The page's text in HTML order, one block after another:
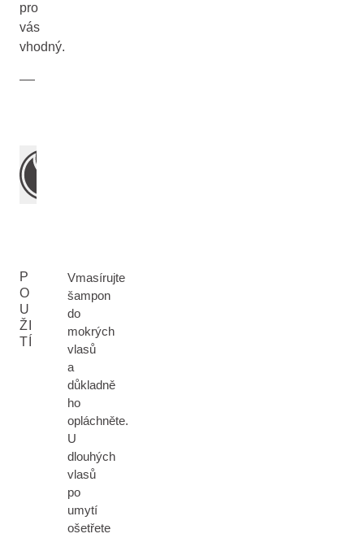
pro
vás
vhodný.
P
O
U
ŽI
TÍ
Vmasírujte
šampon
do
mokrých
vlasů
a
důkladně
ho
opláchněte.
U
dlouhých
vlasů
po
umytí
ošetřete